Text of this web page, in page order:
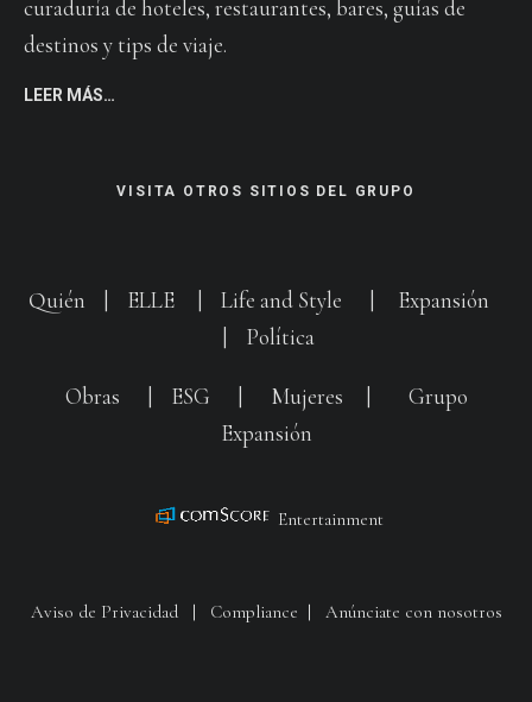
curaduría de hoteles, restaurantes, bares, guías de
destinos y tips de viaje.
LEER MÁS…
VISITA OTROS SITIOS DEL GRUPO
Quién ELLE Life and Style
Expansión
Política
Obras ESG Mujeres
Grupo
Expansión
Entertainment
Aviso de Privacidad| Compliance Anúnciate con nosotros